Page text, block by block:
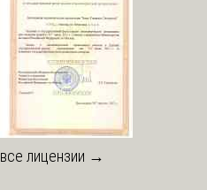
все лицензии →